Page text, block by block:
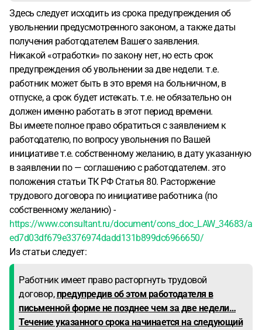
Здесь следует исходить из срока предупреждения об
увольнении предусмотренного законом, а также даты
получения работодателем Вашего заявления.
Никакой «отработки» по закону нет, но есть срок
предупреждения об увольнении за две недели. т.е.
работник может быть в это время на больничном, в
отпуске, а срок будет истекать. т.е. не обязательно он
должен именно работать в этот период времени.
Вы имеете полное право обратиться с заявлением к
работодателю, по вопросу увольнения по Вашей
инициативе т.е. собственному желанию, в дату указанную
в заявлении по — соглашению с работодателем. это
положения статьи ТК РФ Статья 80. Расторжение
трудового договора по инициативе работника (по
собственному желанию) -
https://www.consultant.ru/document/cons_doc_LAW_34683/a
ed7d03df679e3376974dadd131b899dc6966650/
Из статьи следует:
Работник имеет право расторгнуть трудовой
договор,предупредив об этом работодателя в
письменной форме не позднее чем за две недели…
Течение указанного срока начинается на следующий